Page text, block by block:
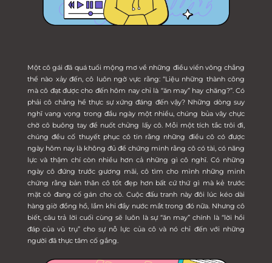
Một cô gái đã quá tuổi mộng mơ về những điều viển vông chẳng
thể nào xảy đến, cô luôn ngờ vực rằng: “Liệu những thành công
mà cô đạt được cho đến hôm nay chỉ là “ăn may” hay chăng?”. Có
phải cô chẳng hề thực sự xứng đáng đến vậy? Những dòng suy
nghĩ vang vọng trong đầu ngày một nhiều, chúng bủa vây chực
chờ cô buông tay để nuốt chửng lấy cô. Mỗi một tích tắc trôi đi,
chúng đều cố thuyết phục cô tin rằng những điều cô có được
ngày hôm nay là không đủ để chứng minh rằng cô có tài, có năng
lực và thậm chí còn nhiều hơn cả những gì cô nghĩ. Có những
ngày cô đứng trước gương mãi, cô tìm cho mình những minh
chứng rằng bản thân cô tốt đẹp hơn bất cứ thứ gì mà kẻ trước
mặt cô đang cố gán cho cô. Cuộc đấu tranh này đôi lúc kéo dài
hàng giờ đồng hồ, lắm khi đầy nước mắt trong đó nữa. Nhưng cô
biết, câu trả lời cuối cùng sẽ luôn là sự “ăn may” chính là “lời hồi
đáp của vũ trụ” cho sự nỗ lực của cô và nó chỉ đến với những
người đã thực tâm cố gắng.